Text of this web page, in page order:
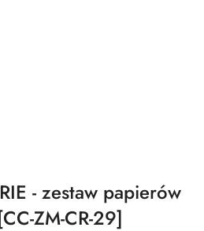
- zestaw papierów
ZM-CR-29]